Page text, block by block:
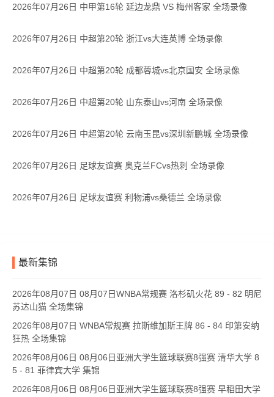
2026年07月26日 中甲第16轮 延边龙鼎 VS 梅州客家 全场录像
2026年07月26日 中超第20轮 浙江vs大连英博 全场录像
2026年07月26日 中超第20轮 成都蓉城vs北京国安 全场录像
2026年07月26日 中超第20轮 山东泰山vs河南 全场录像
2026年07月26日 中超第20轮 云南玉昆vs深圳新鹏城 全场录像
2026年07月26日 足球友谊赛 奥克兰FCvs热刺 全场录像
2026年07月26日 足球友谊赛 利物浦vs桑德兰 全场录像
最新集锦
2026年08月07日 08月07日WNBA常规赛 洛杉矶火花 89 - 82 明尼
苏达山猫 全场集锦
2026年08月07日 WNBA常规赛 拉斯维加斯王牌 86 - 84 印第安纳
狂热 全场集锦
2026年08月06日 08月06日亚洲大学生篮球联赛8强赛 清华大学 8
5 - 81 菲律宾大学 集锦
2026年08月06日 08月06日亚洲大学生篮球联赛8强赛 早稻田大学